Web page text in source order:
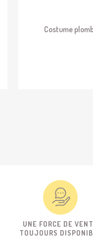
Costume
UNE FORCE DE
TOUJOURS